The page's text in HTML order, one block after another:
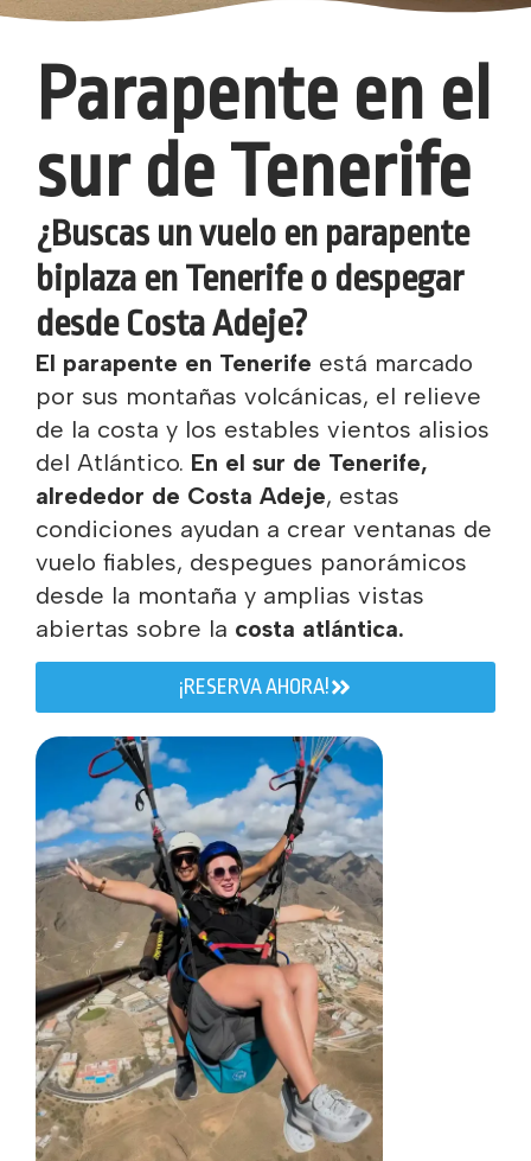
Parapente en el
sur de Tenerife
¿Buscas un vuelo en parapente
biplaza en Tenerife o despegar
desde Costa Adeje?
El parapente en Tenerife está marcado
por sus montañas volcánicas, el relieve
de la costa y los estables vientos alisios
del Atlántico. En el sur de Tenerife,
alrededor de Costa Adeje, estas
condiciones ayudan a crear ventanas de
vuelo fiables, despegues panorámicos
desde la montaña y amplias vistas
abiertas sobre la costa atlántica.
¡RESERVA AHORA!